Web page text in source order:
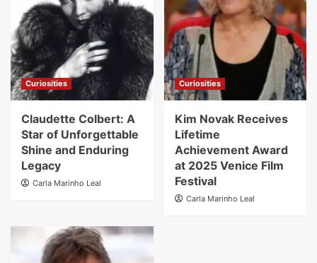
Curiosities
Claudette Colbert: A
Star of Unforgettable
Shine and Enduring
Legacy
Carla Marinho Leal
Curiosities
Kim Novak Receives
Lifetime
Achievement Award
at 2025 Venice Film
Festival
Carla Marinho Leal